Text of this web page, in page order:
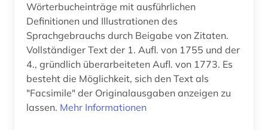
akupunktur (1)
akustik (1)
alain (2)
albanien (6)
albanisch (1)
Wörterbucheinträge mit ausführlichen
Definitionen und Illustrationen des
Sprachgebrauchs durch Beigabe von Zitaten.
Vollständiger Text der 1. Aufl. von 1755 und der
4., gründlich überarbeiteten Aufl. von 1773. Es
besteht die Möglichkeit, sich den Text als
"Facsimile" der Originalausgaben anzeigen zu
lassen. Mehr Informationen